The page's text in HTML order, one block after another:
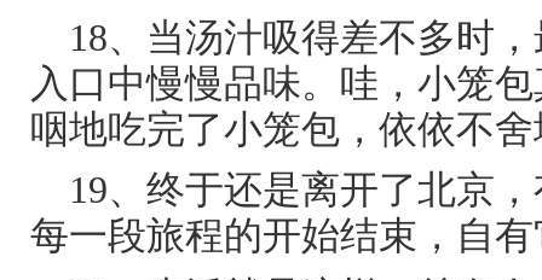
18、当汤汁吸得差不多时
入口中慢慢品味。哇，小笼
咽地吃完了小笼包，依依不
19、终于还是离开了北京
每一段旅程的开始结束，自